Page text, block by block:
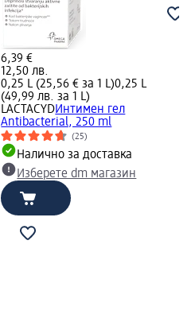
6,39 €
12,50 лв.
0,25 L (25,56 € за 1 L)0,25 L
(49,99 лв. за 1 L)
LACTACYDИнтимен гел
Antibacterial, 250 ml
(25)
Налично за доставка
Изберете dm магазин